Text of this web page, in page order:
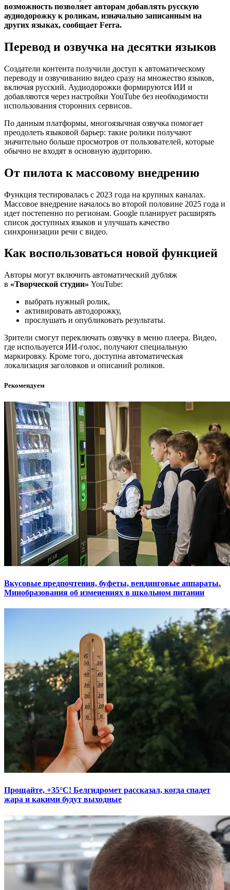
возможность позволяет авторам добавлять русскую
аудиодорожку к роликам, изначально записанным на
других языках, сообщает Ferra.
Перевод и озвучка на десятки языков
Создатели контента получили доступ к автоматическому
переводу и озвучиванию видео сразу на множество языков,
включая русский. Аудиодорожки формируются ИИ и
добавляются через настройки YouTube без необходимости
использования сторонних сервисов.
По данным платформы, многоязычная озвучка помогает
преодолеть языковой барьер: такие ролики получают
значительно больше просмотров от пользователей, которые
обычно не входят в основную аудиторию.
От пилота к массовому внедрению
Функция тестировалась с 2023 года на крупных каналах.
Массовое внедрение началось во второй половине 2025 года и
идет постепенно по регионам. Google планирует расширять
список доступных языков и улучшать качество
синхронизации речи с видео.
Как воспользоваться новой функцией
Авторы могут включить автоматический дубляж
в «Творческой студии» YouTube:
выбрать нужный ролик,
активировать автодорожку,
прослушать и опубликовать результаты.
Зрители смогут переключать озвучку в меню плеера. Видео,
где используется ИИ-голос, получают специальную
маркировку. Кроме того, доступна автоматическая
локализация заголовков и описаний роликов.
Рекомендуем
Вкусовые предпочтения, буфеты, вендинговые аппараты.
Минобразования об изменениях в школьном питании
Прощайте, +35°С! Белгидромет рассказал, когда спадет
жара и какими будут выходные